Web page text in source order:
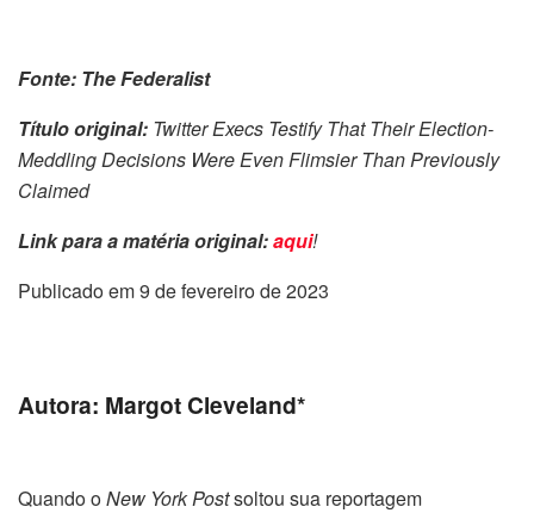
Fonte: The Federalist
Título original: Twitter Execs Testify That Their Election-
Meddling Decisions Were Even Flimsier Than Previously
Claimed
Link para a matéria original:aqui!
Publicado em 9 de fevereiro de 2023
Autora: Margot Cleveland*
Quando oNew York Postsoltou sua reportagem